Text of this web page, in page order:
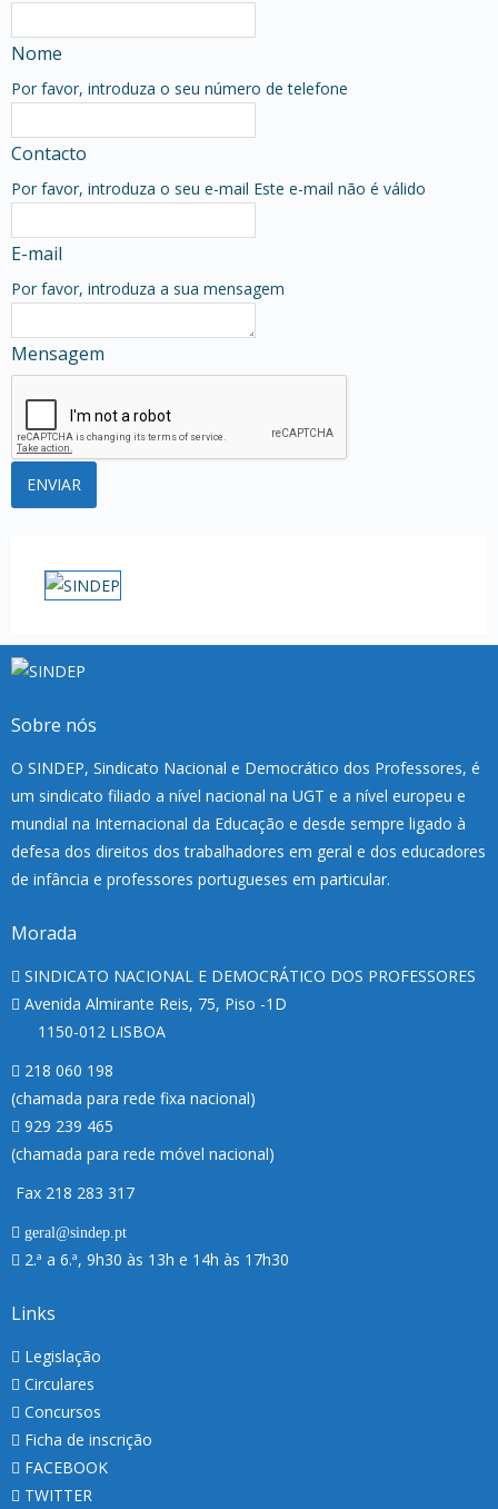
Nome
Por favor, introduza o seu número de telefone
Contacto
Por favor, introduza o seu e-mail Este e-mail não é válido
E-mail
Por favor, introduza a sua mensagem
Mensagem
Sobre nós
O SINDEP, Sindicato Nacional e Democrático dos Professores, é
um sindicato filiado a nível nacional na UGT e a nível europeu e
mundial na Internacional da Educação e desde sempre ligado à
defesa dos direitos dos trabalhadores em geral e dos educadores
de infância e professores portugueses em particular.
Morada
SINDICATO NACIONAL E DEMOCRÁTICO DOS PROFESSORES
Avenida Almirante Reis, 75, Piso -1D
1150-012 LISBOA
218 060 198
(chamada para rede fixa nacional)
929 239 465
(chamada para rede móvel nacional)
Fax 218 283 317
geral@sindep.pt
2.ª a 6.ª, 9h30 às 13h e 14h às 17h30
Links
Legislação
Circulares
Concursos
Ficha de inscrição
FACEBOOK
TWITTER